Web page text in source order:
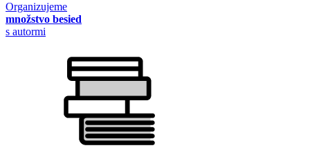
Organizujeme
množstvo besied
s autormi